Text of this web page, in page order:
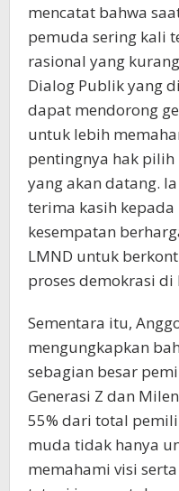
mencatat bahwa
pemuda sering kali
rasional yang
Dialog Publik yang
dapat mendorong
untuk lebih
pentingnya hak
yang akan datang.
terima kasih kepada
kesempatan
LMND untuk
proses demokrasi
Sementara itu,
mengungkapkan
sebagian besar
Generasi Z dan
55% dari total
muda tidak hanya
memahami visi